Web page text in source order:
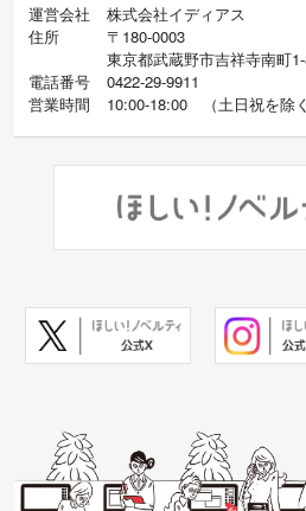
運営会社
株式会社イディアス
住所
〒180-0003
東京都武蔵野市吉祥寺南町
電話番号
0422-29-9911
営業時間
10:00-18:00 （土日祝を除